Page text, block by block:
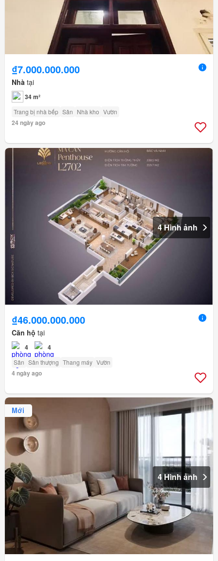
₫7.000.000.000
Nhà tại
34 m²
Trang bị nhà bếp Sân Nhà kho Vườn
24 ngày ago
4 Hình ảnh
₫46.000.000.000
Căn hộ tại
4 4
Sân Sân thượng Thang máy Vườn
4 ngày ago
Mới
4 Hình ảnh